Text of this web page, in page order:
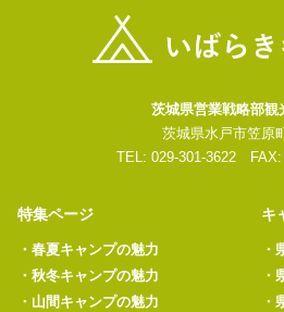
茨城県営業戦略部観
茨城県水戸市笠原
TEL: 029-301-3622 FAX:
特集ページ
・ 春夏キャンプの魅力
・ 秋冬キャンプの魅力
・ 山間キャンプの魅力
キ
・
・
・